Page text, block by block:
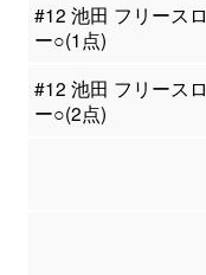
#12 池田 フリースロ
ー○(1点)
#12 池田 フリースロ
ー○(2点)